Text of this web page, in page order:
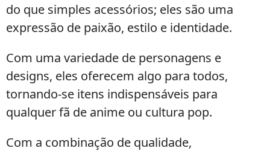
do que simples acessórios; eles são uma
expressão de paixão, estilo e identidade.
Com uma variedade de personagens e
designs, eles oferecem algo para todos,
tornando-se itens indispensáveis para
qualquer fã de anime ou cultura pop.
Com a combinação de qualidade,